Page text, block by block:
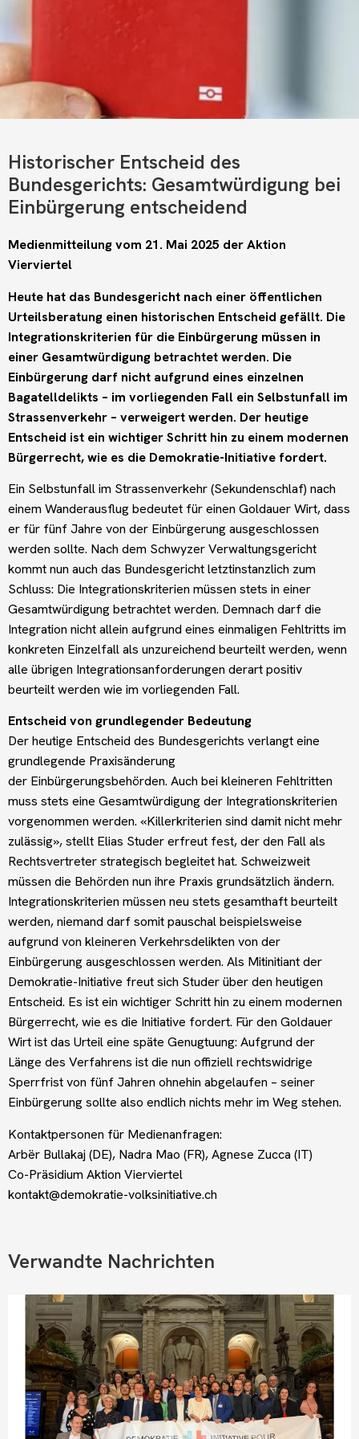
Historischer Entscheid des
Bundesgerichts: Gesamtwürdigung bei
Einbürgerung entscheidend
Medienmitteilung vom 21. Mai 2025 der Aktion
Vierviertel
Heute hat das Bundesgericht nach einer öffentlichen
Urteilsberatung einen historischen Entscheid gefällt. Die
Integrationskriterien für die Einbürgerung müssen in
einer Gesamtwürdigung betrachtet werden. Die
Einbürgerung darf nicht aufgrund eines einzelnen
Bagatelldelikts – im vorliegenden Fall ein Selbstunfall im
Strassenverkehr – verweigert werden. Der heutige
Entscheid ist ein wichtiger Schritt hin zu einem modernen
Bürgerrecht, wie es die Demokratie-Initiative fordert.
Ein Selbstunfall im Strassenverkehr (Sekundenschlaf) nach
einem Wanderausflug bedeutet für einen Goldauer Wirt, dass
er für fünf Jahre von der Einbürgerung ausgeschlossen
werden sollte. Nach dem Schwyzer Verwaltungsgericht
kommt nun auch das Bundesgericht letztinstanzlich zum
Schluss: Die Integrationskriterien müssen stets in einer
Gesamtwürdigung betrachtet werden. Demnach darf die
Integration nicht allein aufgrund eines einmaligen Fehltritts im
konkreten Einzelfall als unzureichend beurteilt werden, wenn
alle übrigen Integrationsanforderungen derart positiv
beurteilt werden wie im vorliegenden Fall.
Entscheid von grundlegender Bedeutung
Der heutige Entscheid des Bundesgerichts verlangt eine
grundlegende Praxisänderung
der Einbürgerungsbehörden. Auch bei kleineren Fehltritten
muss stets eine Gesamtwürdigung der Integrationskriterien
vorgenommen werden. «Killerkriterien sind damit nicht mehr
zulässig», stellt Elias Studer erfreut fest, der den Fall als
Rechtsvertreter strategisch begleitet hat. Schweizweit
müssen die Behörden nun ihre Praxis grundsätzlich ändern.
Integrationskriterien müssen neu stets gesamthaft beurteilt
werden, niemand darf somit pauschal beispielsweise
aufgrund von kleineren Verkehrsdelikten von der
Einbürgerung ausgeschlossen werden. Als Mitinitiant der
Demokratie-Initiative freut sich Studer über den heutigen
Entscheid. Es ist ein wichtiger Schritt hin zu einem modernen
Bürgerrecht, wie es die Initiative fordert. Für den Goldauer
Wirt ist das Urteil eine späte Genugtuung: Aufgrund der
Länge des Verfahrens ist die nun offiziell rechtswidrige
Sperrfrist von fünf Jahren ohnehin abgelaufen – seiner
Einbürgerung sollte also endlich nichts mehr im Weg stehen.
Kontaktpersonen für Medienanfragen:
Arbër Bullakaj (DE), Nadra Mao (FR), Agnese Zucca (IT)
Co-Präsidium Aktion Vierviertel
kontakt@demokratie-volksinitiative.ch
Verwandte Nachrichten